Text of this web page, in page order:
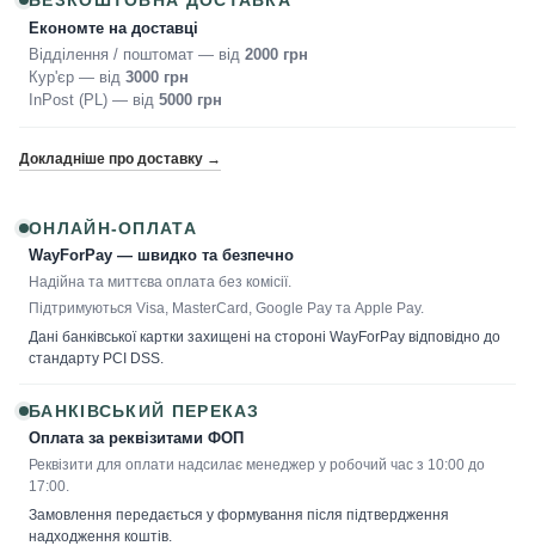
Економте на доставці
Відділення / поштомат — від 2000 грн
Кур'єр — від 3000 грн
InPost (PL) — від 5000 грн
Докладніше про доставку →
ОНЛАЙН-ОПЛАТА
WayForPay — швидко та безпечно
Надійна та миттєва оплата без комісії.
Підтримуються Visa, MasterCard, Google Pay та Apple Pay.
Дані банківської картки захищені на стороні WayForPay відповідно до
стандарту PCI DSS.
БАНКІВСЬКИЙ ПЕРЕКАЗ
Оплата за реквізитами ФОП
Реквізити для оплати надсилає менеджер у робочий час з 10:00 до
17:00.
Замовлення передається у формування після підтвердження
надходження коштів.